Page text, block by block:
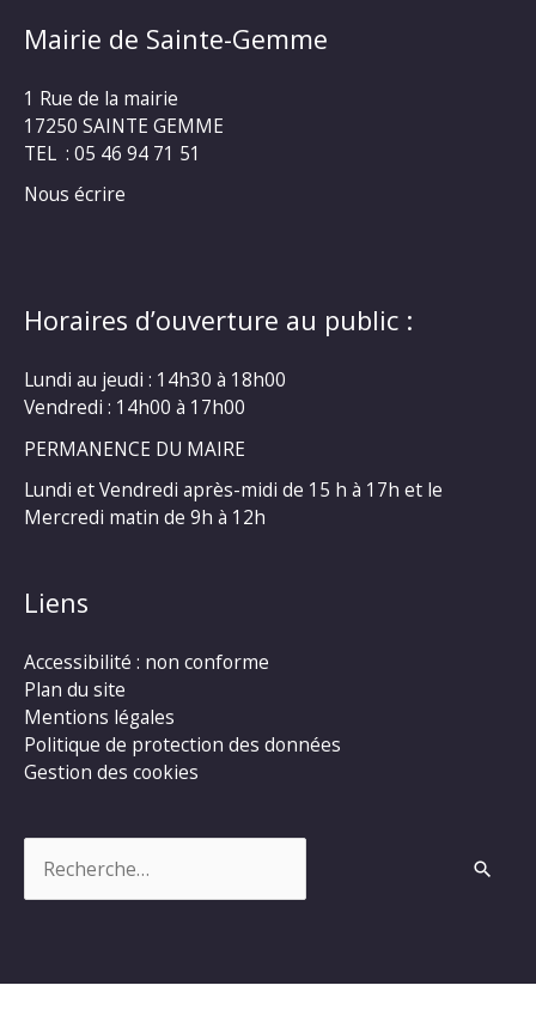
Mairie de Sainte-Gemme
1 Rue de la mairie
17250 SAINTE GEMME
TEL : 05 46 94 71 51
Nous écrire
Horaires d’ouverture au public :
Lundi au jeudi : 14h30 à 18h00
Vendredi : 14h00 à 17h00
PERMANENCE DU MAIRE
Lundi et Vendredi après-midi de 15 h à 17h et le
Mercredi matin de 9h à 12h
Liens
Accessibilité : non conforme
Plan du site
Mentions légales
Politique de protection des données
Gestion des cookies